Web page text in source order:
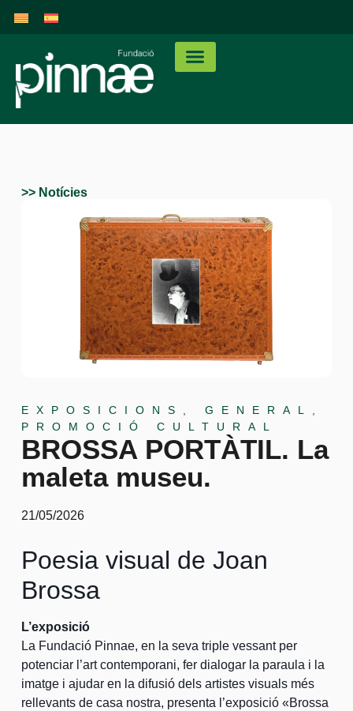
>> Notícies
EXPOSICIONS GENERAL
PROMOCIÓ CULTURAL
BROSSA PORTÀTIL. La
maleta museu.
21/05/2026
Poesia visual de Joan
Brossa
L’exposició
La Fundació Pinnae, en la seva triple vessant per
potenciar l’art contemporani, fer dialogar la paraula i la
imatge i ajudar en la difusió dels artistes visuals més
rellevants de casa nostra, presenta l’exposició «Brossa